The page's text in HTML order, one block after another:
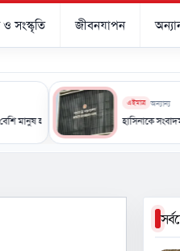
ও সংস্কৃতি জীবনযাপন
আইনমন্ত্রী
এইমাত্র অন্যান্য
হাসিনাকে সংবাদমাধ্যমে কথা